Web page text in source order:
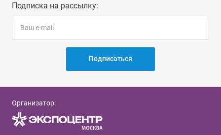
Подписка на рассылку:
Подписаться
Организатор: